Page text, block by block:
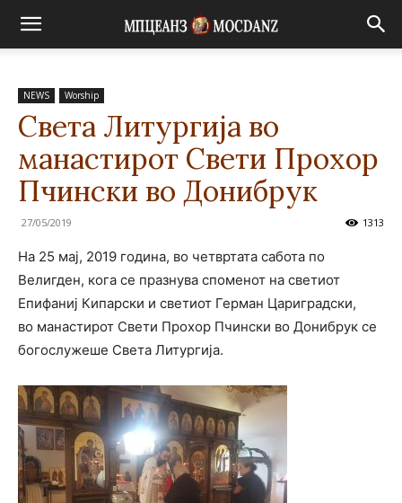
NEWS Worship
Света Литургија во
манастирот Свети Прохор
Пчински во Донибрук
27/05/2019 1313
На 25 мај, 2019 година, во четвртата сабота по
Велигден, кога се празнува споменот на светиот
Епифаниј Кипарски и светиот Герман Цариградски,
во манастирот Свети Прохор Пчински во Донибрук се
богослужеше Света Литургија.